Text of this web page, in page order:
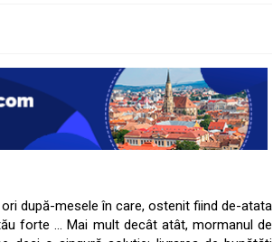
după-mesele în care, ostenit fiind de-atata
forte … Mai mult decât atât, mormanul de